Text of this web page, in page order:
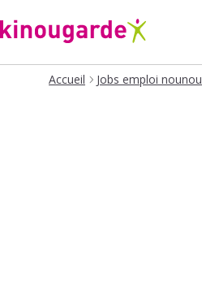
Accueil Jobs emploi nounou